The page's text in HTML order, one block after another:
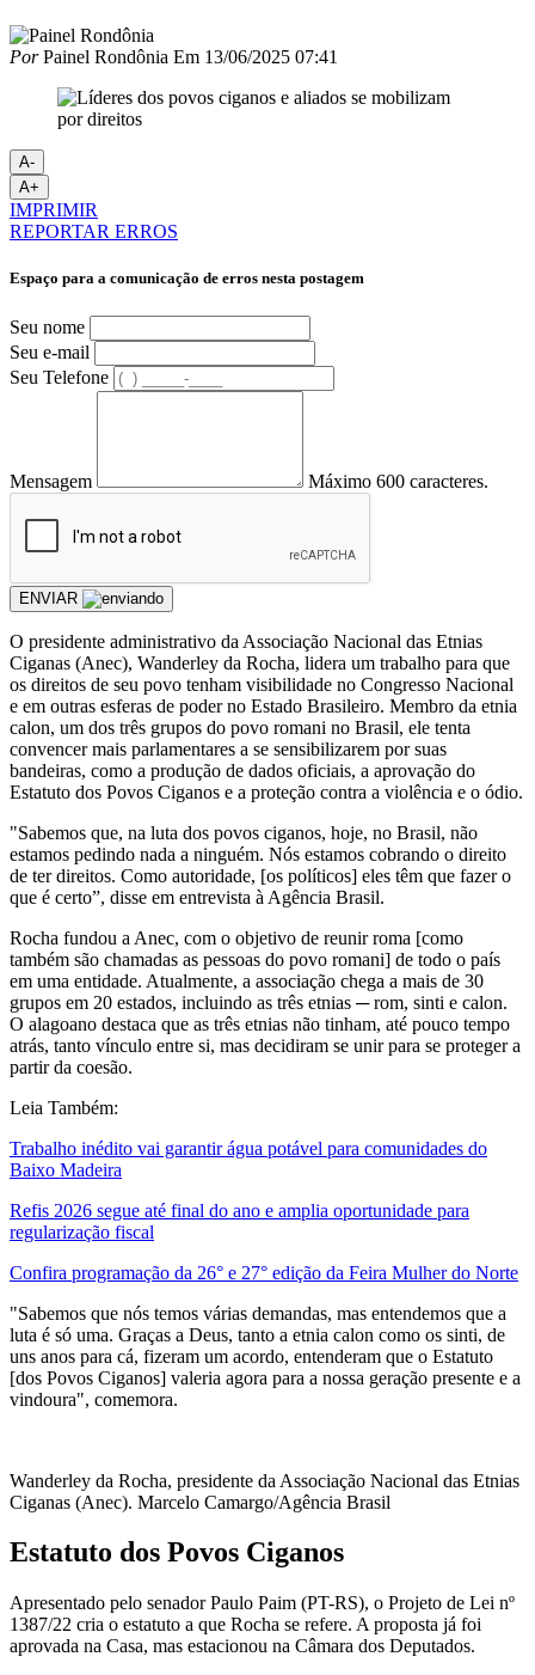
PorPainel Rondônia Em 13/06/2025 07:41
A-
A+
IMPRIMIR
REPORTAR ERROS
Espaço para a comunicação de erros nesta postagem
Seu nome
Seu e-mail
Seu Telefone
Mensagem Máximo 600 caracteres.
ENVIAR
O presidente administrativo da Associação Nacional das Etnias
Ciganas (Anec), Wanderley da Rocha, lidera um trabalho para que
os direitos de seu povo tenham visibilidade no Congresso Nacional
e em outras esferas de poder no Estado Brasileiro. Membro da etnia
calon, um dos três grupos do povo romani no Brasil, ele tenta
convencer mais parlamentares a se sensibilizarem por suas
bandeiras, como a produção de dados oficiais, a aprovação do
Estatuto dos Povos Ciganos e a proteção contra a violência e o ódio.
"Sabemos que, na luta dos povos ciganos, hoje, no Brasil, não
estamos pedindo nada a ninguém. Nós estamos cobrando o direito
de ter direitos. Como autoridade, [os políticos] eles têm que fazer o
que é certo”, disse em entrevista à Agência Brasil.
Rocha fundou a Anec, com o objetivo de reunir roma [como
também são chamadas as pessoas do povo romani] de todo o país
em uma entidade. Atualmente, a associação chega a mais de 30
grupos em 20 estados, incluindo as três etnias ─ rom, sinti e calon.
O alagoano destaca que as três etnias não tinham, até pouco tempo
atrás, tanto vínculo entre si, mas decidiram se unir para se proteger a
partir da coesão.
Leia Também:
Trabalho inédito vai garantir água potável para comunidades do
Baixo Madeira
Refis 2026 segue até final do ano e amplia oportunidade para
regularização fiscal
Confira programação da 26° e 27° edição da Feira Mulher do Norte
"Sabemos que nós temos várias demandas, mas entendemos que a
luta é só uma. Graças a Deus, tanto a etnia calon como os sinti, de
uns anos para cá, fizeram um acordo, entenderam que o Estatuto
[dos Povos Ciganos] valeria agora para a nossa geração presente e a
vindoura", comemora.
Wanderley da Rocha, presidente da Associação Nacional das Etnias
Ciganas (Anec). Marcelo Camargo/Agência Brasil
Estatuto dos Povos Ciganos
Apresentado pelo senador Paulo Paim (PT-RS), o Projeto de Lei nº
1387/22 cria o estatuto a que Rocha se refere. A proposta já foi
aprovada na Casa, mas estacionou na Câmara dos Deputados.